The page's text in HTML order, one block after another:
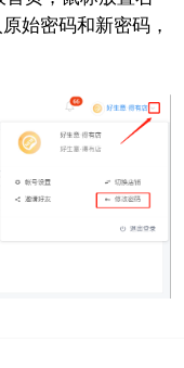
始密码和新密码，